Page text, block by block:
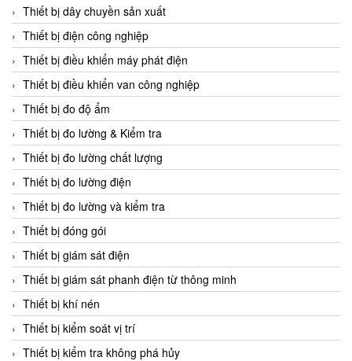
Celduc Vietnam
Cemb
Centec GmbH
CEQUBE
CHAUVIN ARNOUX
Checkline
Chino
Chiyoda Seiki
Chiyoda-Tsusho
Chongqing Huaneng
Chromalox
ChuanYi
CIC
Clage
Clake Fololo
Thiết bị dây chuyền sản xuất
Thiết bị điện công nghiệp
Thiết bị điều khiển máy phát điện
Thiết bị điều khiển van công nghiệp
Thiết bị đo độ ẩm
Thiết bị đo lường & Kiểm tra
Thiết bị đo lường chất lượng
Thiết bị đo lường điện
Thiết bị đo lường và kiểm tra
Thiết bị đóng gói
Thiết bị giám sát điện
Thiết bị giám sát phanh điện từ thông minh
Thiết bị khí nén
Thiết bị kiểm soát vị trí
Thiết bị kiểm tra không phá hủy